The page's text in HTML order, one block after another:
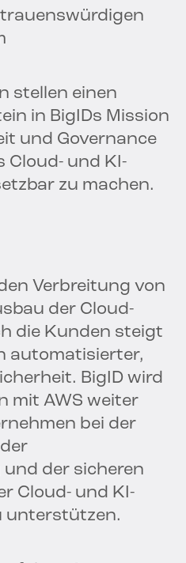
stellen einen
in BigIDs Mission
und Governance
Cloud- und KI-
zu machen.
Verbreitung von
der Cloud-
die Kunden steigt
automatisierter,
BigID wird
mit AWS weiter
bei der
der sicheren
Cloud- und KI-
unterstützen.